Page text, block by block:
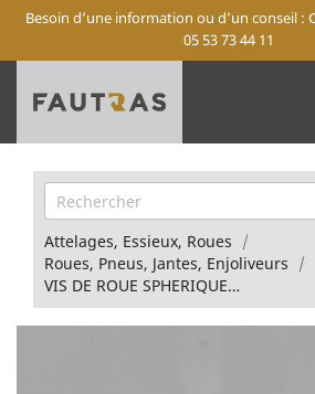
Besoin d’une information ou d’un conseil :
05 53 73 44 11
Attelages, Essieux, Roues
Roues, Pneus, Jantes, Enjoliveurs
VIS DE ROUE SPHERIQUE M12 / JANTE ALU